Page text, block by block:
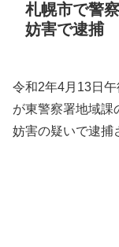
札幌市で警
妨害で逮捕
令和2年4月13日
が東警察署地域課
妨害の疑いで逮捕